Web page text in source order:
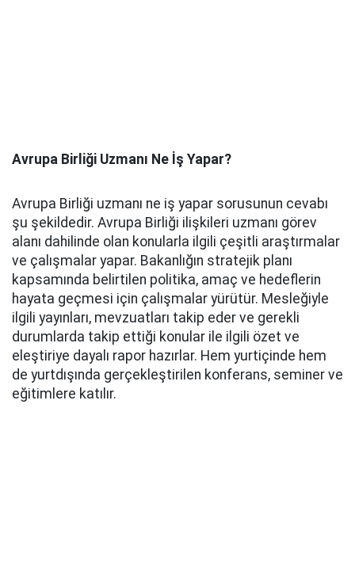
Avrupa Birliği Uzmanı Ne İş Yapar?
Avrupa Birliği uzmanı ne iş yapar sorusunun cevabı
şu şekildedir. Avrupa Birliği ilişkileri uzmanı görev
alanı dahilinde olan konularla ilgili çeşitli araştırmalar
ve çalışmalar yapar. Bakanlığın stratejik planı
kapsamında belirtilen politika, amaç ve hedeflerin
hayata geçmesi için çalışmalar yürütür. Mesleğiyle
ilgili yayınları, mevzuatları takip eder ve gerekli
durumlarda takip ettiği konular ile ilgili özet ve
eleştiriye dayalı rapor hazırlar. Hem yurtiçinde hem
de yurtdışında gerçekleştirilen konferans, seminer ve
eğitimlere katılır.